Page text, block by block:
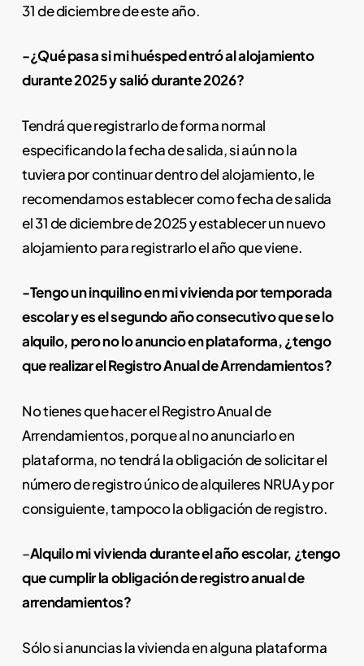
31 de diciembre de este año.
-¿Qué pasa si mi huésped entró al alojamiento
durante 2025 y salió durante 2026?
Tendrá que registrarlo de forma normal
especificando la fecha de salida, si aún no la
tuviera por continuar dentro del alojamiento, le
recomendamos establecer como fecha de salida
el 31 de diciembre de 2025 y establecer un nuevo
alojamiento para registrarlo el año que viene.
-Tengo un inquilino en mi vivienda por temporada
escolar y es el segundo año consecutivo que se lo
alquilo, pero no lo anuncio en plataforma, ¿tengo
que realizar el Registro Anual de Arrendamientos?
No tienes que hacer el Registro Anual de
Arrendamientos, porque al no anunciarlo en
plataforma, no tendrá la obligación de solicitar el
número de registro único de alquileres NRUA y por
consiguiente, tampoco la obligación de registro.
–Alquilo mi vivienda durante el año escolar, ¿tengo
que cumplir la obligación de registro anual de
arrendamientos?
Sólo si anuncias la vivienda en alguna plataforma